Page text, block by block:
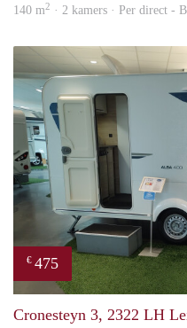
140 m2 · 2 kamers · Per direct -
€ 475
Cronesteyn 3, 2322 LH